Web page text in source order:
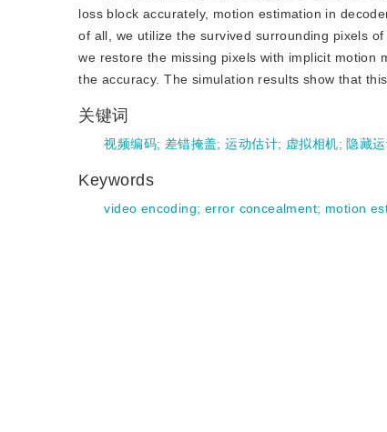
loss block accurately, motion estimation in
of all, we utilize the survived surrounding pixels
we restore the missing pixels with implicit motion
the accuracy. The simulation results show that
关键词
视频编码; 差错掩盖;运动估计; 虚拟相机; 隐藏
Keywords
video encoding; error concealment; motion